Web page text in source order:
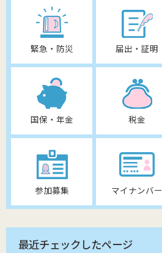
緊急・防災 届出・証明
国保・年金 税金
参加募集 マイナンバー
最近チェックしたページ